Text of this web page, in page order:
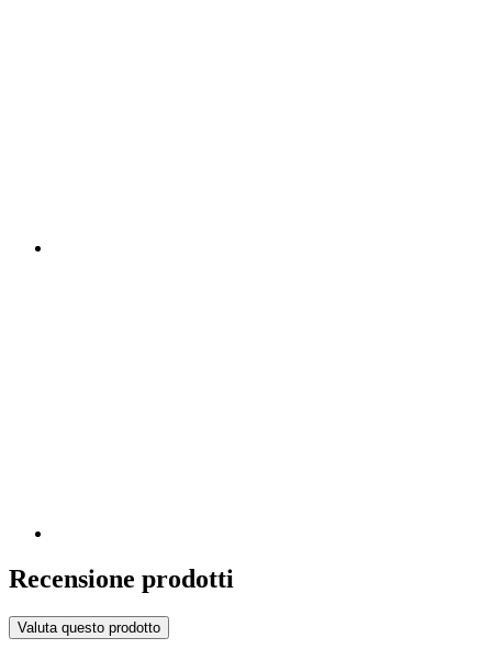
Recensione prodotti
Valuta questo prodotto